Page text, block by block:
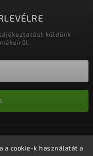
a cookie-k használatát a
küldünk